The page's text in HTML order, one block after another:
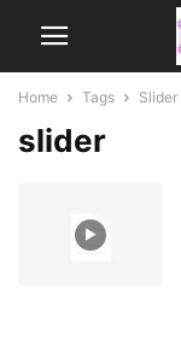
Home Tags Slider
slider